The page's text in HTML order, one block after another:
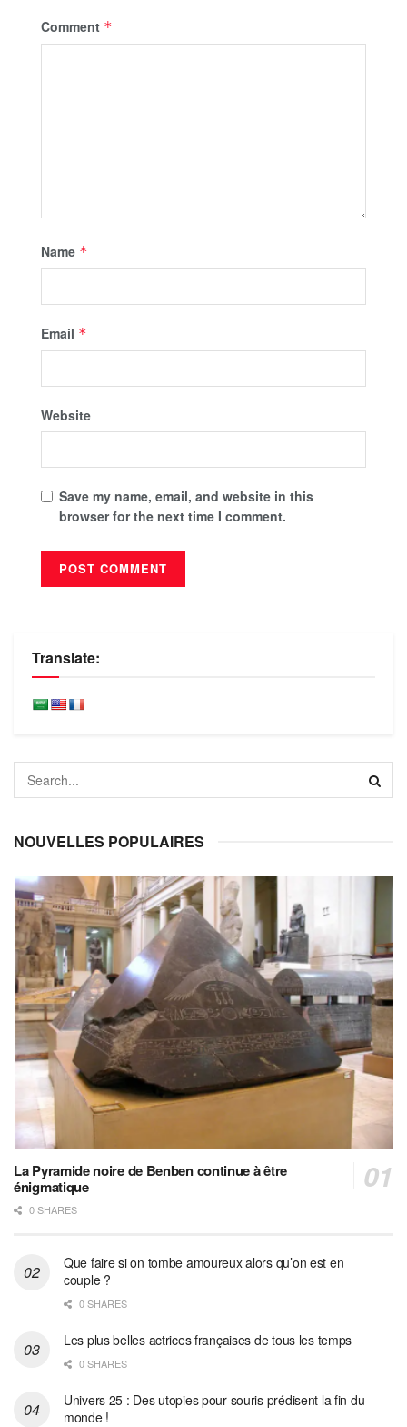
Comment *
Name *
Email *
Website
Save my name, email, and website in this
browser for the next time I comment.
Translate:
NOUVELLES POPULAIRES
La Pyramide noire de Benben continue à être
énigmatique
0 SHARES
Que faire si on tombe amoureux alors qu’on est en
couple ?
0 SHARES
Les plus belles actrices françaises de tous les temps
0 SHARES
Univers 25 : Des utopies pour souris prédisent la fin du
monde !